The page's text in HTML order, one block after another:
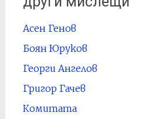
Асен Генов
Боян Юруков
Георги Ангелов
Григор Гачев
Комитата